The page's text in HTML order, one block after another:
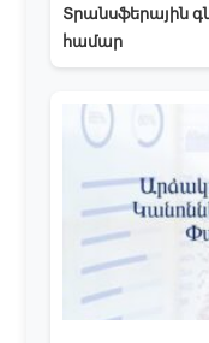
Տրանսֆերային
համար